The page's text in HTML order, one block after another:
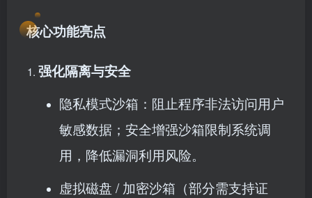
核心功能亮点
强化隔离与安全
隐私模式沙箱：阻止程序非法访问用户
敏感数据；安全增强沙箱限制系统调
用，降低漏洞利用风险。
虚拟磁盘 / 加密沙箱（部分需支持证